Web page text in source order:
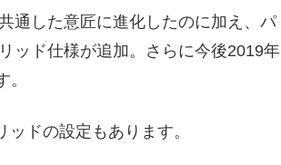
通した意匠に進化したのに加え、パ
ッド仕様が追加。さらに今後2019年
ドの設定もあります。